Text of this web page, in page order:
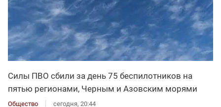
Силы ПВО сбили за день 75 беспилотников на
пятью регионами, Черным и Азовским морями
Общество сегодня, 20:44